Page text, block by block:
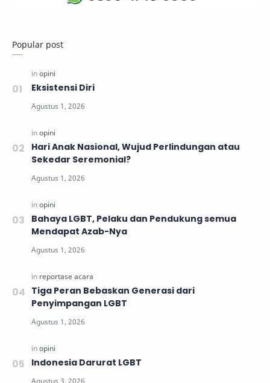
Popular post
Eksistensi Diri
Hari Anak Nasional, Wujud Perlindungan atau
Sekedar Seremonial?
Bahaya LGBT, Pelaku dan Pendukung semua
Mendapat Azab-Nya
Tiga Peran Bebaskan Generasi dari
Penyimpangan LGBT
Indonesia Darurat LGBT